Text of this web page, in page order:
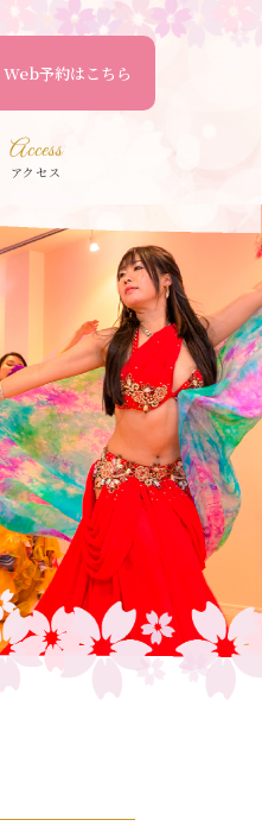
Web予約はこちら
Access
アクセス